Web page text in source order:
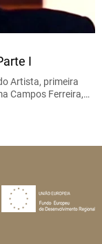
I
Artista, primeira
Campos Ferreira,…